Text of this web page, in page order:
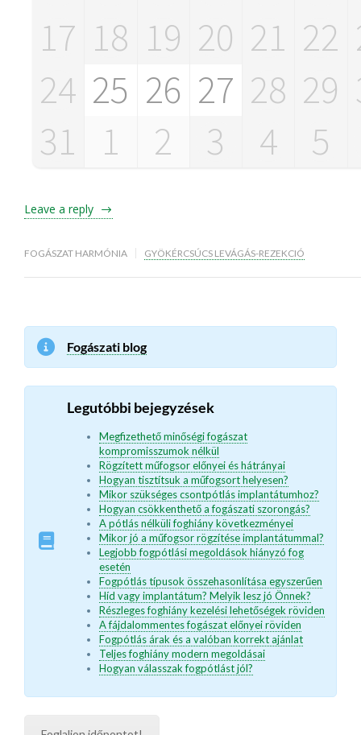
17 18 19 20 21 22
24 25 26 27 28 29
31
1 2 3 4 5
Leave a reply
FOGÁSZAT HARMÓNIA GYÖKÉRCSÚCS LEVÁGÁS-REZEKCIÓ
Fogászati blog
Legutóbbi bejegyzések
Megfizethető minőségi fogászat
kompromisszumok nélkül
Rögzített műfogsor előnyei és hátrányai
Hogyan tisztítsuk a műfogsort helyesen?
Mikor szükséges csontpótlás implantátumhoz?
Hogyan csökkenthető a fogászati szorongás?
A pótlás nélküli foghiány következményei
Mikor jó a műfogsor rögzítése implantátummal?
Legjobb fogpótlási megoldások hiányzó fog
esetén
Fogpótlás típusok összehasonlítása egyszerűen
Híd vagy implantátum? Melyik lesz jó Önnek?
Részleges foghiány kezelési lehetőségek röviden
A fájdalommentes fogászat előnyei röviden
Fogpótlás árak és a valóban korrekt ajánlat
Teljes foghiány modern megoldásai
Hogyan válasszak fogpótlást jól?